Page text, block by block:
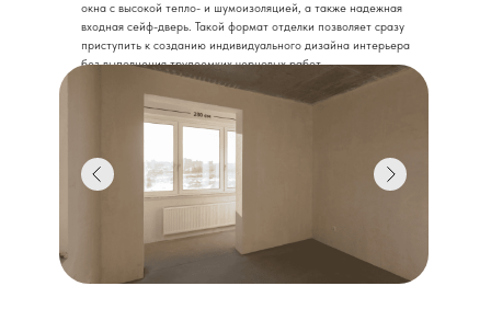
окна с высокой тепло- и шумоизоляцией, а также надежная
входная сейф-дверь. Такой формат отделки позволяет сразу
приступить к созданию индивидуального дизайна интерьера
без выполнения трудоемких черновых работ.